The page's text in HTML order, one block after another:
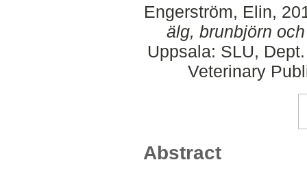
Engerström, Elin,
älg, brunbjörn
Uppsala: SLU,
Veterinary
Abstract